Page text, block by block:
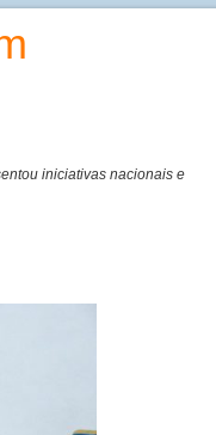
iniciativas nacionais e